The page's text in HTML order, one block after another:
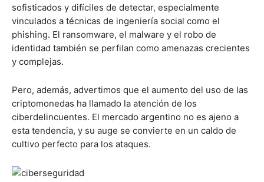
sofisticados y difíciles de detectar, especialmente
vinculados a técnicas de ingeniería social como el
phishing. El ransomware, el malware y el robo de
identidad también se perfilan como amenazas crecientes
y complejas.
Pero, además, advertimos que el aumento del uso de las
criptomonedas ha llamado la atención de los
ciberdelincuentes. El mercado argentino no es ajeno a
esta tendencia, y su auge se convierte en un caldo de
cultivo perfecto para los ataques.